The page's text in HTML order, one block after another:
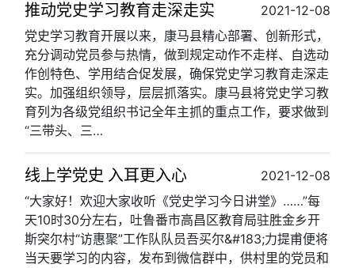
推动党史学习教育走深走实
2021-12-08
党史学习教育开展以来，康马县精心部署、创新形式，
充分调动党员参与热情，做到规定动作不走样、自选动
作创特色、学用结合促发展，确保党史学习教育走深走
实。加强组织领导，层层抓落实。康马县将党史学习教
育列为各级党组织书记全年主抓的重点工作，要求做到
“三带头、三…
线上学党史 入耳更入心
2021-12-08
“大家好！欢迎大家收听《党史学习今日讲堂》……”每
天10时30分左右，吐鲁番市高昌区教育局驻胜金乡开
斯突尔村“访惠聚”工作队队员吾买尔&#183;力提甫便将
当天要学习的内容，发布到微信群中，供村里的党员和